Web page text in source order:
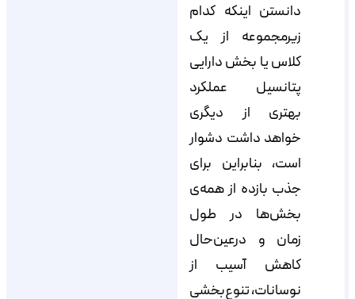
دانستن اینکه کدام
زیرمجموعه از یک
کلاس یا بخش دارایی
پتانسیل عملکرد
بهتری از دیگری
خواهد داشت دشوار
است، بنابراین برای
جذب بازده از همه‌ی
بخش‌ها در طول
زمان و درعین‌حال
کاهش آسیب از
نوسانات، تنوع‌بخشی